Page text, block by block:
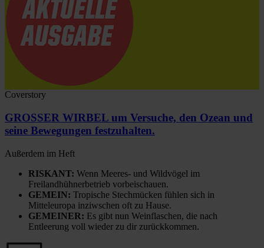
Coverstory
GROSSER WIRBEL um Versuche, den Ozean und
seine Bewegungen festzuhalten.
Außerdem im Heft
RISKANT: Wenn Meeres- und Wildvögel im
Freilandhühnerbetrieb vorbeischauen.
GEMEIN: Tropische Stechmücken fühlen sich in
Mitteleuropa inziwschen oft zu Hause.
GEMEINER: Es gibt nun Weinflaschen, die nach
Entleerung voll wieder zu dir zurückkommen.